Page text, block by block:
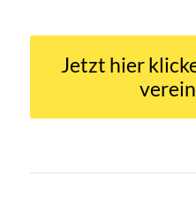
Jetzt hier